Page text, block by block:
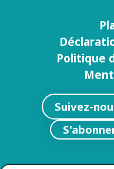
Politique
Suivez-